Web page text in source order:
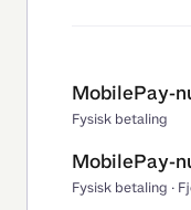
MobilePay-
Fysisk betaling
MobilePay-
Fysisk betaling ·